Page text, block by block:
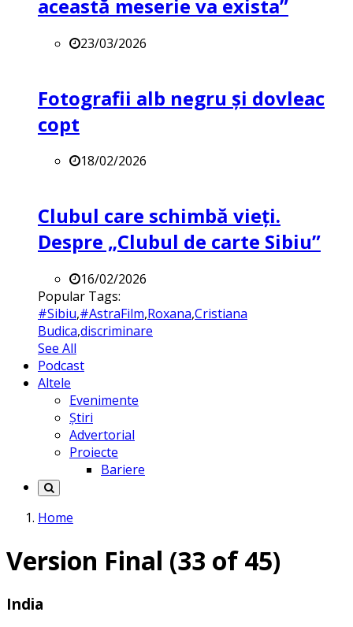
această meserie va exista”
23/03/2026
Fotografii alb negru și dovleac
copt
18/02/2026
Clubul care schimbă vieți.
Despre „Clubul de carte Sibiu”
16/02/2026
Popular Tags:
#Sibiu,#AstraFilm,Roxana,Cristiana
Budica,discriminare
See All
Podcast
Altele
Evenimente
Știri
Advertorial
Proiecte
Bariere
Home
Version Final (33 of 45)
India